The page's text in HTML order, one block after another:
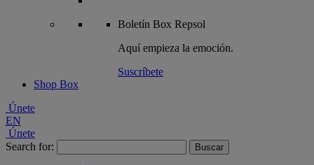
Boletín Box Repsol
Aquí empieza la emoción.
Suscríbete
Shop Box
Únete
EN
Únete
Search for: